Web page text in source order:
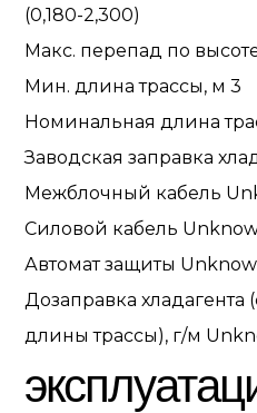
(0,180-2,300)
Макс. перепад по
Мин. длина трассы, м3
Номинальная длина
Заводская заправка
Межблочный кабель
Силовой кабель
Автомат защиты
Дозаправка
длины трассы), г/м